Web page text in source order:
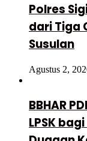
Polres
dari Tiga
Susulan
Agustus 2,
BBHAR
LPSK